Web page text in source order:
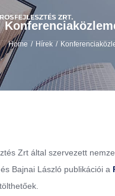
Home / Hírek /
Zrt által szervezett
Bajnai László publikációi a